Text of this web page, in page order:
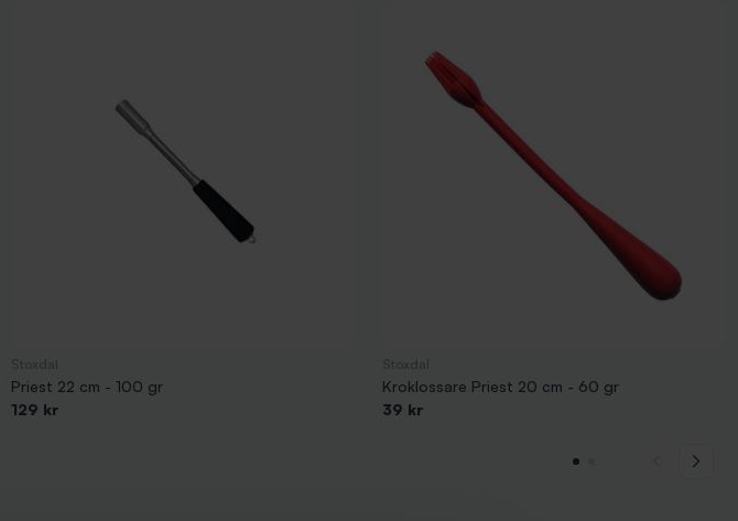
Priest 22 cm - 100 gr
129 kr
Kroklossare Priest 20 cm - 60 gr
39 kr